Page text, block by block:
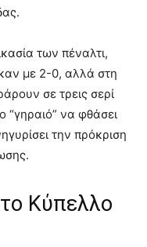
των πέναλτι,
με 2-0, αλλά στη
σε τρεις σερί
“γηραιό” να φθάσει
την πρόκριση
Κύπελλο